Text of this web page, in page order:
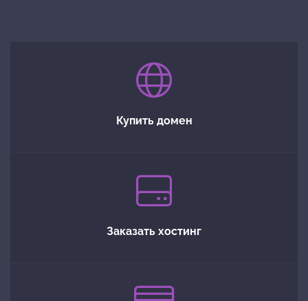
Купить домен
Заказать хостинг